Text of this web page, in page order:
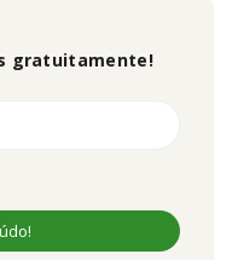
gratuitamente!